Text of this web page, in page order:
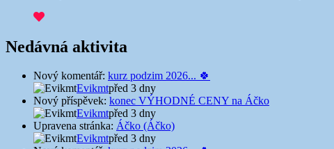
Nedávná aktivita
Nový komentář: kurz podzim 2026... 🍀
Evikmtpřed 3 dny
Nový příspěvek: konec VÝHODNÉ CENY na Áčko
Evikmtpřed 3 dny
Upravena stránka: Áčko (Áčko)
Evikmtpřed 3 dny